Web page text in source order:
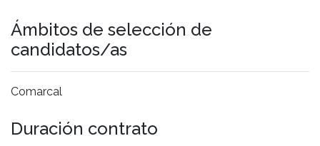
Ámbitos de selección de
candidatos/as
Comarcal
Duración contrato